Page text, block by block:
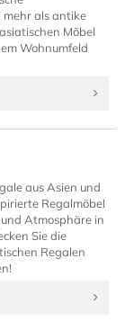
mehr als antike
Möbel
Wohnumfeld
aus Asien und
Regalmöbel
Atmosphäre in
Sie die
Regalen